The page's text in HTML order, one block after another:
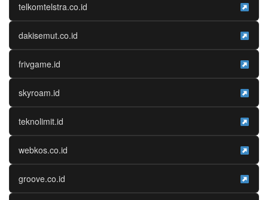
telkomtelstra.co.id
dakisemut.co.id
frivgame.id
skyroam.id
teknolimit.id
webkos.co.id
groove.co.id